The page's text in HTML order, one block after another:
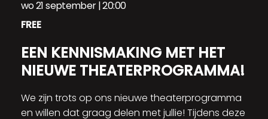
wo 21 september | 20:00
FREE
EEN KENNISMAKING MET HET
NIEUWE THEATERPROGRAMMA!
We zijn trots op ons nieuwe theaterprogramma
en willen dat graag delen met jullie! Tijdens deze